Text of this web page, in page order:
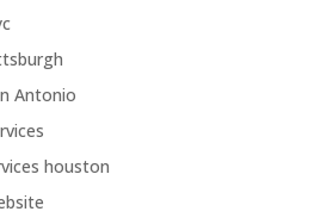
Antonio
houston